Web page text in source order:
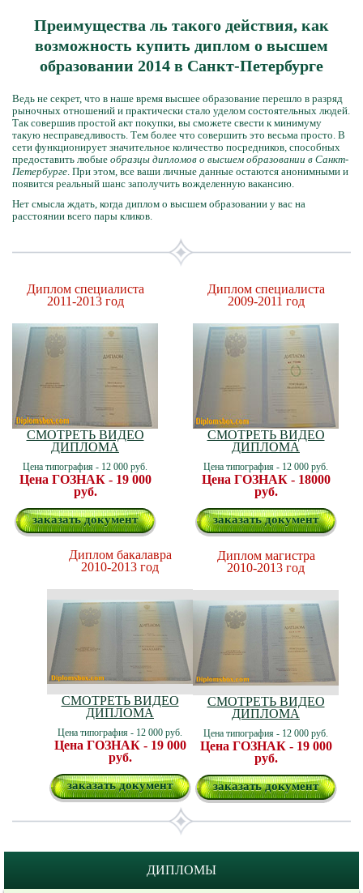
Преимущества ль такого действия, как
возможность купить диплом о высшем
образовании 2014 в Санкт-Петербурге
Ведь не секрет, что в наше время высшее образование перешло в разряд
рыночных отношений и практически стало уделом состоятельных людей.
Так совершив простой акт покупки, вы сможете свести к минимуму
такую несправедливость. Тем более что совершить это весьма просто. В
сети функционирует значительное количество посредников, способных
предоставить любые образцы дипломов о высшем образовании в Санкт-
Петербурге. При этом, все ваши личные данные остаются анонимными и
появится реальный шанс заполучить вожделенную вакансию.
Нет смысла ждать, когда диплом о высшем образовании у вас на
расстоянии всего пары кликов.
Диплом специалиста
2011-2013 год
СМОТРЕТЬ ВИДЕО
ДИПЛОМА
Цена типография - 12 000 руб.
Цена ГОЗНАК - 19 000
руб.
заказать документ
Диплом специалиста
2009-2011 год
СМОТРЕТЬ ВИДЕО
ДИПЛОМА
Цена типография - 12 000 руб.
Цена ГОЗНАК - 18000
руб.
заказать документ
Диплом бакалавра
2010-2013 год
СМОТРЕТЬ ВИДЕО
ДИПЛОМА
Цена типография - 12 000 руб.
Цена ГОЗНАК - 19 000
руб.
заказать документ
Диплом магистра
2010-2013 год
СМОТРЕТЬ ВИДЕО
ДИПЛОМА
Цена типография - 12 000 руб.
Цена ГОЗНАК - 19 000
руб.
заказать документ
ДИПЛОМЫ